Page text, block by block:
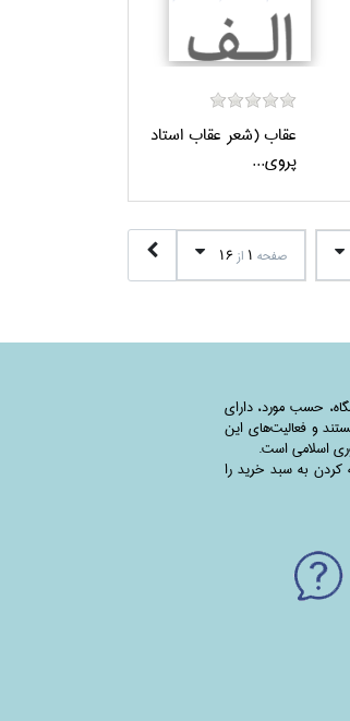
عقاب (شعر عقاب استاد
پروي...
صفحه 1 از 16
حسب مورد،‌ دارای
‌و‌‌ فعالیت‌های این
اسلامی است.
کردن به سبد خرید را